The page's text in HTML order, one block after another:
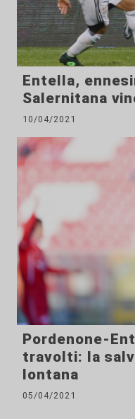
Entella,
Salernitana
10/04/2021
Pordenone-
travolti: la
lontana
05/04/2021